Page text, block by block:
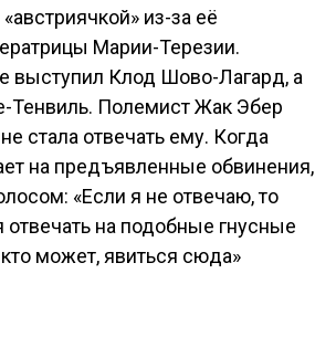
из-за её
Марии-Терезии.
выступил Клод Шово-Лагард, а
Тенвиль. Полемист Жак Эбер
стала отвечать ему. Когда
на предъявленные обвинения,
«Если я не отвечаю, то
на подобные гнусные
может, явиться сюда»